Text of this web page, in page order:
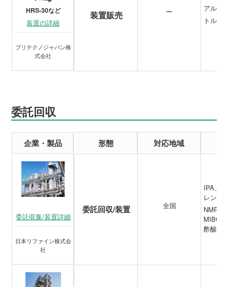
HRS-30など
装置の詳細
プリテクノジャパン株
式会社
装置販売 ー
アルコ
トルエ
委託回収
企業・製品 形態 対応地域
委託収集/装置詳細
日本リファイン株式会
社
委託回収/装置 全国
IPA、
レン、
NMP、
MIBC
酢酸ブ